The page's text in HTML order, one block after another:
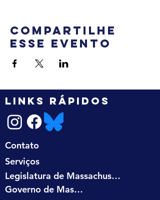
Compartilhe
esse evento
LINKS RÁPIDOS
Contato
Serviços
Legislatura de Massachusetts
Governo de Massachusetts